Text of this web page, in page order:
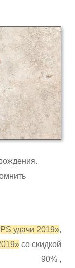
удачи 2019»,
со скидкой
90% ,